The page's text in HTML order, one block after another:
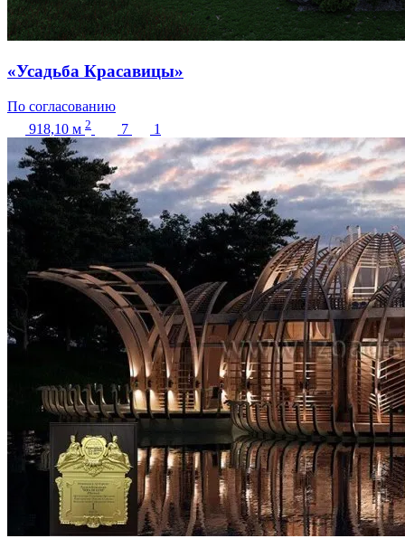
«Усадьба Красавицы»
По согласованию
918,10 м 2 7 1